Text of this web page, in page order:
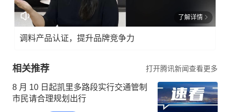
了解详情
调料产品认证，提升品牌竞争力
相关推荐 打开腾讯新闻查看更多
8 月 10 日起凯里多路段实行交通管制
市民请合理规划出行